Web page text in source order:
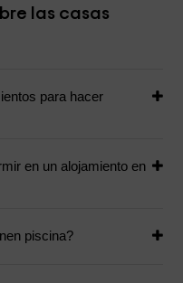
las casas
para hacer
en un alojamiento en
piscina?